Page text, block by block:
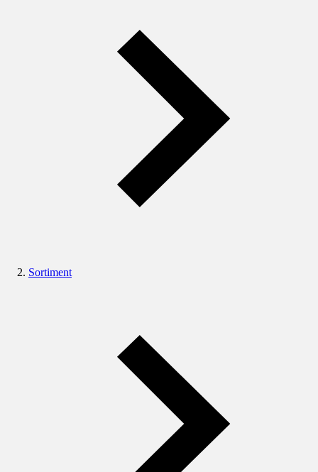
Sortiment